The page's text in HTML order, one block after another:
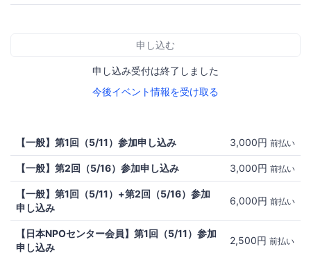
申し込む
申し込み受付は終了しました
今後イベント情報を受け取る
【一般】第1回（5/11）参加申し込み 3,000円 前払い
【一般】第2回（5/16）参加申し込み 3,000円 前払い
【一般】第1回（5/11）+第2回（5/16）参加
申し込み
6,000円 前払い
【日本NPOセンター会員】第1回（5/11）参加
申し込み
2,500円 前払い